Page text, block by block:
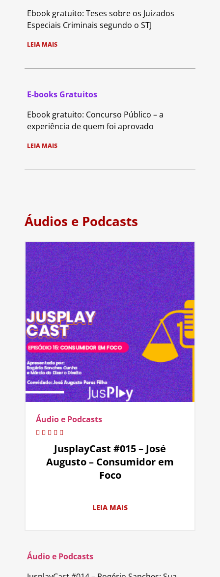
Ebook gratuito: Teses sobre os Juizados
Especiais Criminais segundo o STJ
LEIA MAIS
E-books Gratuitos
Ebook gratuito: Concurso Público – a
experiência de quem foi aprovado
LEIA MAIS
Áudios e Podcasts
Áudio e Podcasts
JusplayCast #015 – José
Augusto – Consumidor em
Foco
LEIA MAIS
Áudio e Podcasts